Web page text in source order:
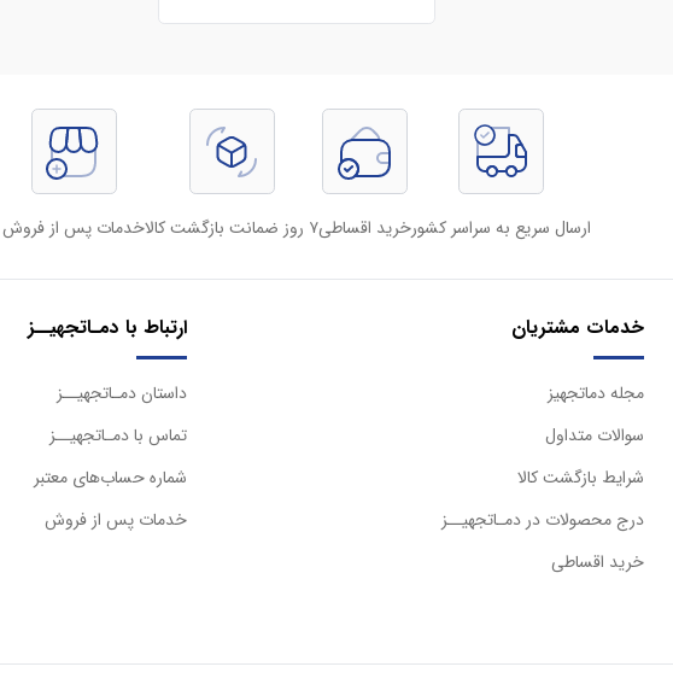
ارسال سریع به سراسر کشورخرید اقساطی۷ روز ضمانت بازگشت کالا خدمات پس از فروش
خدمات مشتریان
مجله دماتجهیز
سوالات متداول
شرایط بازگشت کالا
درج محصولات در دمـاتجهیــز
خرید اقساطی
ارتباط با دمـاتجهیــز
داستان دمـاتجهیــز
تماس با دمـاتجهیــز
شماره حساب‌های معتبر
خدمات پس از فروش